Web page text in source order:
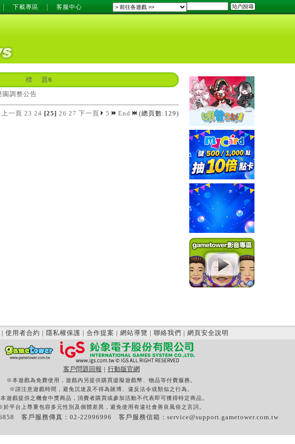
下載專區 客服中心
標 題6
園調整公告
上一頁 23 24 [25] 26 27 下一頁 5 End (總頁數:129)
| 使用者合約 | 隱私權保護 | 合作提案 | 網站導覽 | 聯絡我們 | 網頁安全說明
客戶問題回報 | 行動版官網
※本遊戲為免費使用，遊戲內另提供購買虛擬遊戲幣、物品等付費服務。
※請注意遊戲時間，避免沉迷及不得為賭博、違反法令或類似之行為。
遊戲提供之機會中獎商品，消費者購買或參加活動不代表即可獲得特定商品。
於平台上尊重包容多元性別及個體差異，避免使用有違社會善良風俗之言詞。
客戶服務傳真：02-22996996 客戶服務信箱： service@support.gametower.com.tw